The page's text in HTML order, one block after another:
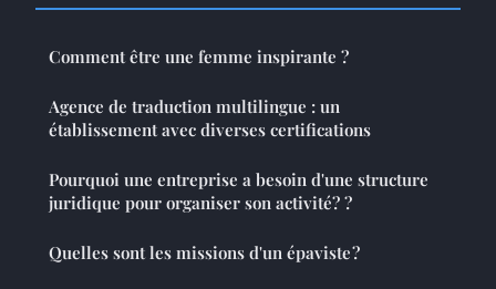
Comment être une femme inspirante ?
Agence de traduction multilingue : un
établissement avec diverses certifications
Pourquoi une entreprise a besoin d'une structure
juridique pour organiser son activité? ?
Quelles sont les missions d'un épaviste ?